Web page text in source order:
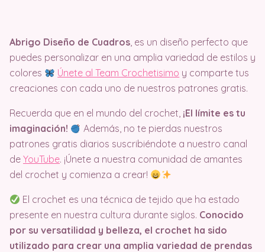
Abrigo Diseño de Cuadros, es un diseño perfecto que
puedes personalizar en una amplia variedad de estilos y
colores
Únete al Team Crochetisimo y comparte tus
creaciones con cada uno de nuestros patrones gratis.
Recuerda que en el mundo del crochet, ¡El límite es tu
imaginación!
Además, no te pierdas nuestros
patrones gratis diarios suscribiéndote a nuestro canal
de YouTube. ¡Únete a nuestra comunidad de amantes
del crochet y comienza a crear!
El crochet es una técnica de tejido que ha estado
presente en nuestra cultura durante siglos. Conocido
por su versatilidad y belleza, el crochet ha sido
utilizado para crear una amplia variedad de prendas